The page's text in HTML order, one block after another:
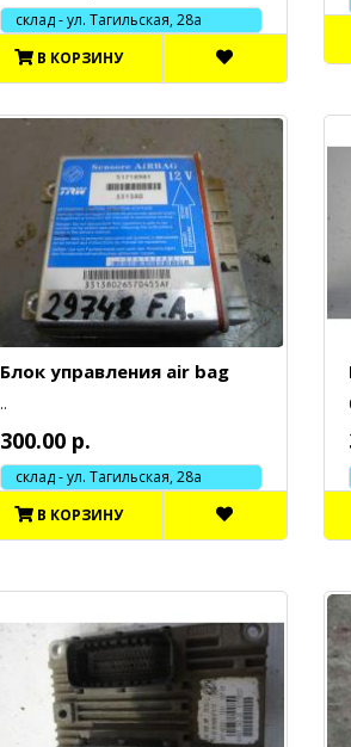
склад - ул. Тагильская, 28а
В КОРЗИНУ
Блок управления air bag
..
300.00 р.
склад - ул. Тагильская, 28а
В КОРЗИНУ